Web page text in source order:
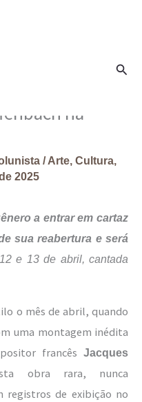
na
/Arte, Cultura,
2025
a entrar em cartaz
sua reabertura e será
e 13 de abril, cantada
o mês de abril, quando
uma montagem inédita
francêsJacques
obra rara, nunca
registros de exibição no